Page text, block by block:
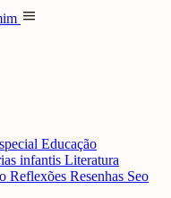
menu
Educação
infantis Literatura
Reflexões Resenhas Seo